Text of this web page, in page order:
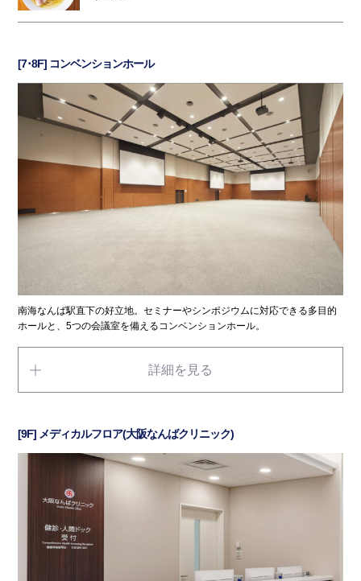
[7･8F] コンベンションホール
南海なんば駅直下の好立地。セミナーやシンポジウムに対応できる多目的
ホールと、5つの会議室を備えるコンベンションホール。
詳細を見る
[9F] メディカルフロア(大阪なんばクリニック)